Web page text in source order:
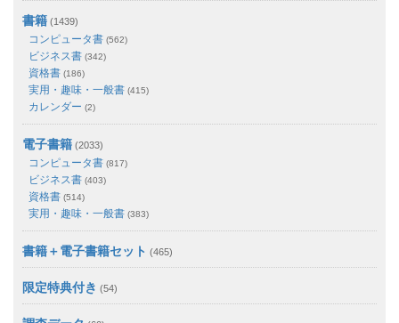
書籍 (1439)
コンピュータ書 (562)
ビジネス書 (342)
資格書 (186)
実用・趣味・一般書 (415)
カレンダー (2)
電子書籍 (2033)
コンピュータ書 (817)
ビジネス書 (403)
資格書 (514)
実用・趣味・一般書 (383)
書籍＋電子書籍セット (465)
限定特典付き (54)